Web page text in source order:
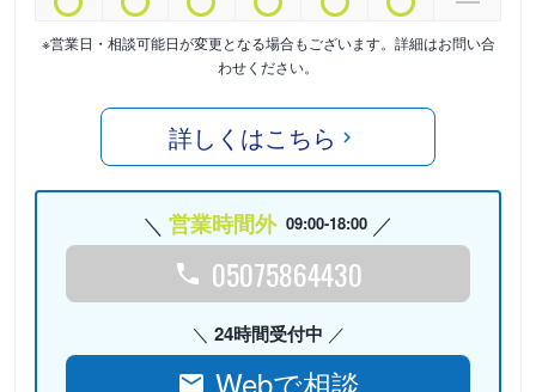
※営業日・相談可能日が変更となる場合もございます。詳細はお問い合
わせください。
詳しくはこちら
営業時間外 09:00-18:00
05075864430
24時間受付中
Webで相談